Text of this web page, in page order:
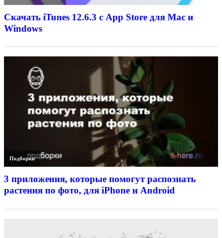
Скачать iTunes 12.6.3 с App Store для Mac и
Windows
Подборки
3 приложения, которые помогут распознать
растения по фото, для iPhone и Android